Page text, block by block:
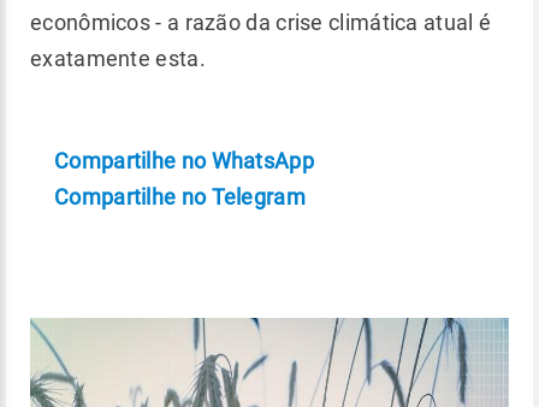
econômicos - a razão da crise climática atual é
exatamente esta.
Compartilhe no WhatsApp
Compartilhe no Telegram